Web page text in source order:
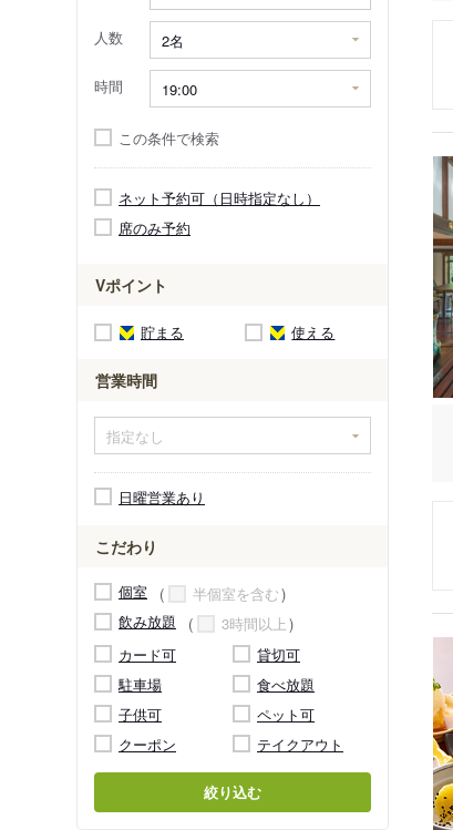
人数
時間
この条件で検索
ネット予約可（日時指定なし）
席のみ予約
Vポイント
貯まる 使える
営業時間
日曜営業あり
こだわり
個室
半個室を含む
飲み放題
3時間以上
カード可
貸切可
駐車場
食べ放題
子供可
ペット可
クーポン
テイクアウト
絞り込む